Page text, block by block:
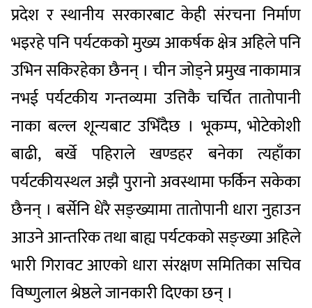
प्रदेश र स्थानीय सरकारबाट केही संरचना निर्माण
भइरहे पनि पर्यटकको मुख्य आकर्षक क्षेत्र अहिले पनि
उभिन सकिरहेका छैनन् । चीन जोड्ने प्रमुख नाकामात्र
नभई पर्यटकीय गन्तव्यमा उत्तिकै चर्चित तातोपानी
नाका बल्ल शून्यबाट उभिँदैछ । भूकम्प, भोटेकोशी
बाढी, बर्खे पहिराले खण्डहर बनेका त्यहाँका
पर्यटकीयस्थल अझै पुरानो अवस्थामा फर्किन सकेका
छैनन् । बर्सेनि धेरै सङ्ख्यामा तातोपानी धारा नुहाउन
आउने आन्तरिक तथा बाह्य पर्यटकको सङ्ख्या अहिले
भारी गिरावट आएको धारा संरक्षण समितिका सचिव
विष्णुलाल श्रेष्ठले जानकारी दिएका छन् ।